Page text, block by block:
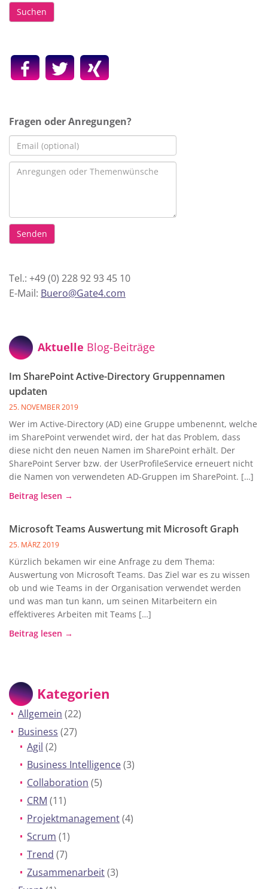
Suchen
Fragen oder Anregungen?
Tel.: +49 (0) 228 92 93 45 10
E-Mail: Buero@Gate4.com
Aktuelle Blog-Beiträge
Im SharePoint Active-Directory Gruppennamen
updaten
25. NOVEMBER 2019
Wer im Active-Directory (AD) eine Gruppe umbenennt, welche
im SharePoint verwendet wird, der hat das Problem, dass
diese nicht den neuen Namen im SharePoint erhält. Der
SharePoint Server bzw. der UserProfileService erneuert nicht
die Namen von verwendeten AD-Gruppen im SharePoint. […]
Beitrag lesen →
Microsoft Teams Auswertung mit Microsoft Graph
25. MÄRZ 2019
Kürzlich bekamen wir eine Anfrage zu dem Thema:
Auswertung von Microsoft Teams. Das Ziel war es zu wissen
ob und wie Teams in der Organisation verwendet werden
und was man tun kann, um seinen Mitarbeitern ein
effektiveres Arbeiten mit Teams […]
Beitrag lesen →
Kategorien
Allgemein (22)
Business (27)
Agil (2)
Business Intelligence(3)
Collaboration (5)
CRM (11)
Projektmanagement(4)
Scrum (1)
Trend (7)
Zusammenarbeit(3)